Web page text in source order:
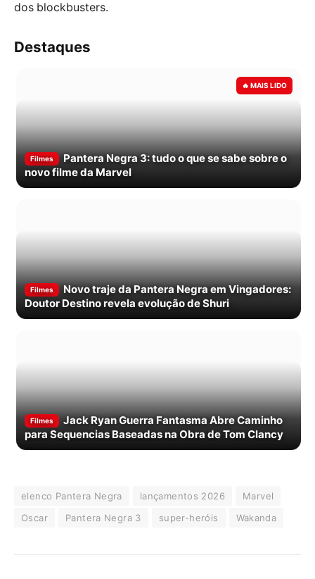
dos blockbusters.
Destaques
Filmes
Pantera Negra 3: tudo o que se sabe sobre o
novo filme da Marvel
Filmes
Novo traje da Pantera Negra em Vingadores:
Doutor Destino revela evolução de Shuri
Filmes
Jack Ryan Guerra Fantasma Abre Caminho
para Sequencias Baseadas na Obra de Tom Clancy
elenco Pantera Negra lançamentos 2026
Marvel
Oscar
Pantera Negra 3 super-heróis Wakanda